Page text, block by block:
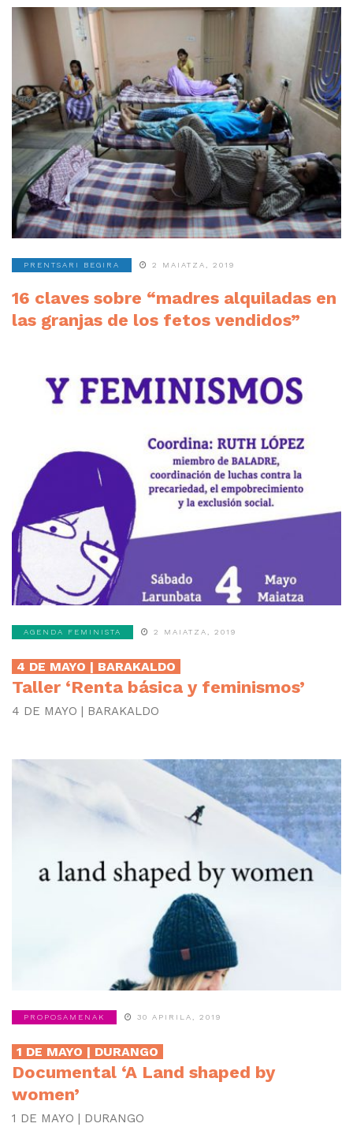
PRENTSARI BEGIRA 2 MAIATZA, 2019
16 claves sobre “madres alquiladas en
las granjas de los fetos vendidos”
AGENDA FEMINISTA 2 MAIATZA, 2019
4 DE MAYO | BARAKALDO
Taller ‘Renta básica y feminismos’
4 DE MAYO | BARAKALDO
PROPOSAMENAK 30 APIRILA, 2019
1 DE MAYO | DURANGO
Documental ‘A Land shaped by
women’
1 DE MAYO | DURANGO